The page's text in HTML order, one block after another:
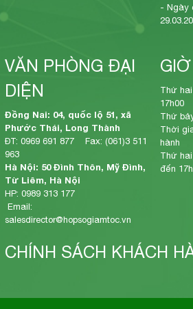
- Ngày
VĂN PHÒNG ĐẠI
DIỆN
Đồng Nai: 04, quốc lộ 51, xã
Phước Thái, Long Thành
ĐT: 0969 691 877 Fax: (061)3 511
963
Hà Nội: 50 Đình Thôn, Mỹ Đình,
Từ Liêm, Hà Nội
HP: 0989 313 177
Email:
salesdirector@hopsogiamtoc.vn
Thứ
17h00
Thứ
Thời
hành
Thứ
đến
CHÍNH SÁCH KHÁCH